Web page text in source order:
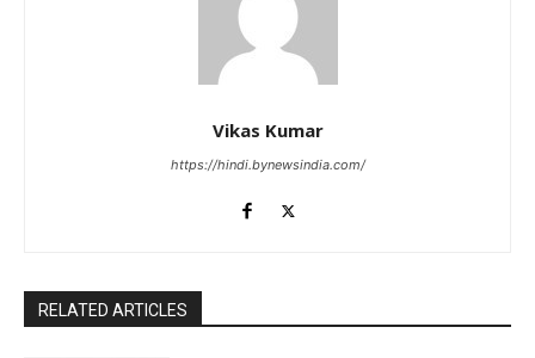
Vikas Kumar
https://hindi.bynewsindia.com/
RELATED ARTICLES